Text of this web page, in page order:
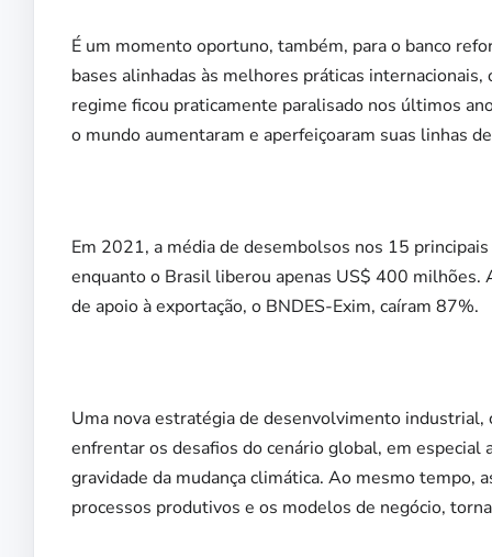
É um momento oportuno, também, para o banco
bases alinhadas às melhores práticas
regime ficou praticamente paralisado nos últimos
o mundo aumentaram e aperfeiçoaram suas linhas
Em 2021, a média de desembolsos nos 15
enquanto o Brasil liberou apenas US$ 400
de apoio à exportação, o BNDES-Exim, caíram 87%.
Uma nova estratégia de desenvolvimento industrial,
enfrentar os desafios do cenário global, em especial
gravidade da mudança climática. Ao mesmo tempo,
processos produtivos e os modelos de negócio,